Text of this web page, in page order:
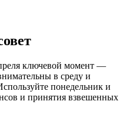
ключевой момент —
в среду и
понедельник и
и принятия взвешенных